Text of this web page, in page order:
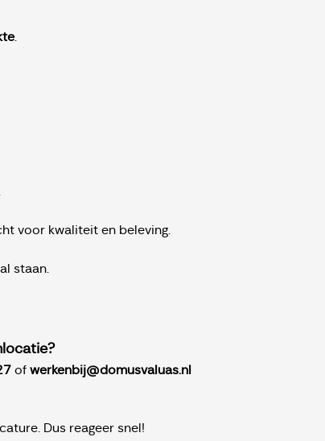
.
voor kwaliteit en beleving.
staan.
of werkenbij@domusvaluas.nl
Dus reageer snel!